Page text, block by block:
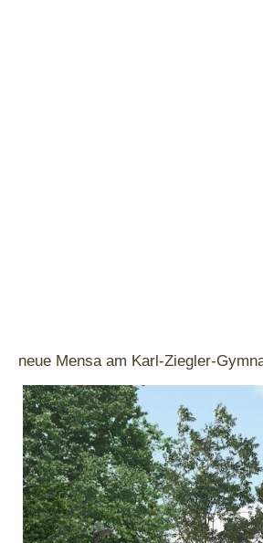
neue Mensa am Karl-Ziegler-